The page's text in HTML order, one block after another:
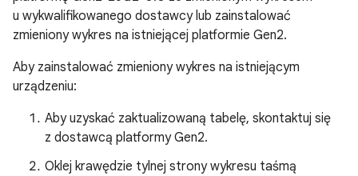
u wykwalifikowanego dostawcy lub zainstalować
zmieniony wykres na istniejącej platformie Gen2.
Aby zainstalować zmieniony wykres na istniejącym
urządzeniu:
Aby uzyskać zaktualizowaną tabelę, skontaktuj się
z dostawcą platformy Gen2.
Oklej krawędzie tylnej strony wykresu taśmą